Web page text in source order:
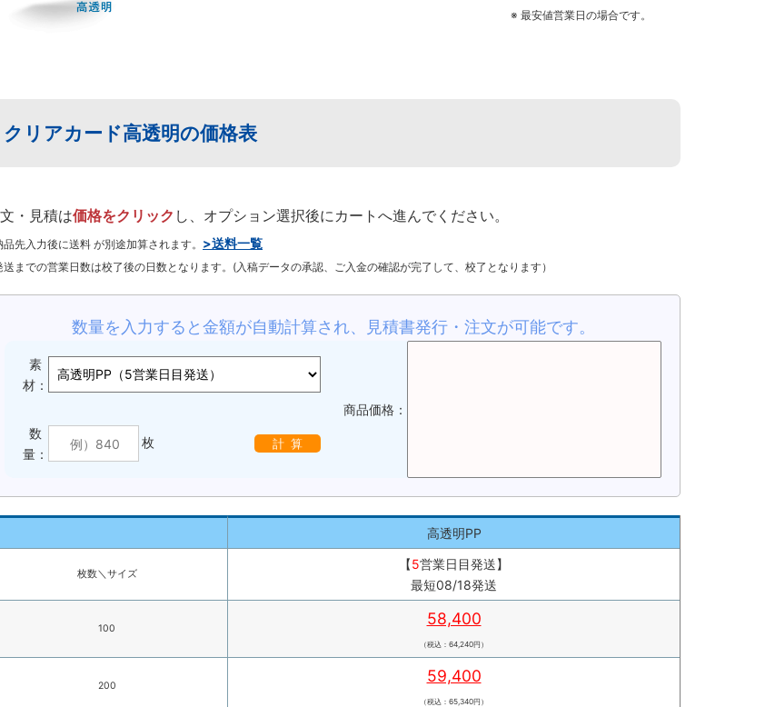
※ 最安値営業日の場合です。
クリアカード高透明の価格表
・見積は価格をクリック し、オプション選択後にカートへ進んでください。
先入力後に送料 が別途加算されます。 >送料一覧
送までの営業日数は校了後の日数となります。(入稿データの承認、ご入金の確認が完了して、校了となります）
数量を入力すると金額が自動計算され、見積書発行・注文が可能です。
素
材：
商品価格：
数
量：
枚 計 算
高透明PP
枚数＼サイズ
【5営業日目発送】
最短08/18発送
100
58,400
（税込：64,240円）
200
59,400
（税込：65,340円）